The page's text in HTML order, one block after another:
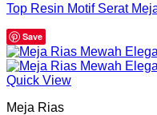
Top Resin Motif Serat
Save
Quick View
Meja Rias